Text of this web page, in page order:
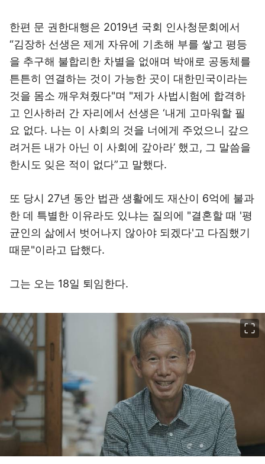
한편 문 권한대행은 2019년 국회 인사청문회에서
“김장하 선생은 제게 자유에 기초해 부를 쌓고 평등
을 추구해 불합리한 차별을 없애며 박애로 공동체를
튼튼히 연결하는 것이 가능한 곳이 대한민국이라는
것을 몸소 깨우쳐줬다"며 "제가 사법시험에 합격하
고 인사하러 간 자리에서 선생은 ‘내게 고마워할 필
요 없다. 나는 이 사회의 것을 너에게 주었으니 갚으
려거든 내가 아닌 이 사회에 갚아라’ 했고, 그 말씀을
한시도 잊은 적이 없다”고 말했다.
또 당시 27년 동안 법관 생활에도 재산이 6억에 불과
한 데 특별한 이유라도 있냐는 질의에 "결혼할 때 '평
균인의 삶에서 벗어나지 않아야 되겠다'고 다짐했기
때문"이라고 답했다.
그는 오는 18일 퇴임한다.